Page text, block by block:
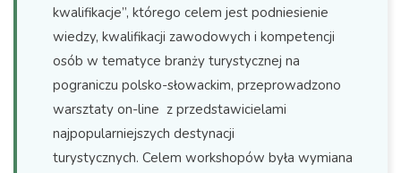
kwalifikacje”, którego celem jest podniesienie
wiedzy, kwalifikacji zawodowych i kompetencji
osób w tematyce branży turystycznej na
pograniczu polsko-słowackim, przeprowadzono
warsztaty on-line z przedstawicielami
najpopularniejszych destynacji
turystycznych. Celem workshopów była wymiana